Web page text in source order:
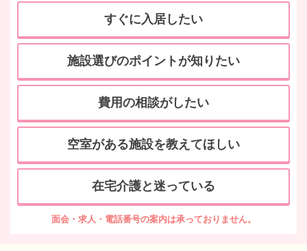
すぐに入居したい
施設選びのポイントが知りたい
費用の相談がしたい
空室がある施設を教えてほしい
在宅介護と迷っている
面会・求人・電話番号の案内は承っておりません。